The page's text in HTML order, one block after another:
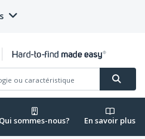
Qui sommes-nous? En savoir plus